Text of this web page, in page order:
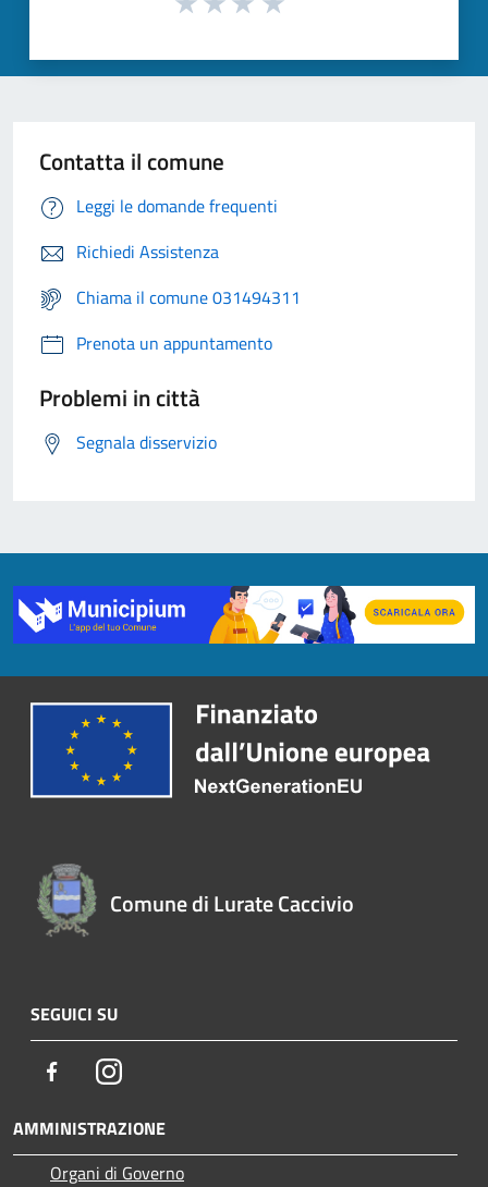
Contatta il comune
Leggi le domande frequenti
Richiedi Assistenza
Chiama il comune 031494311
Prenota un appuntamento
Problemi in città
Segnala disservizio
Comune di Lurate Caccivio
SEGUICI SU
FacebookInstagram
AMMINISTRAZIONE
Organi di Governo